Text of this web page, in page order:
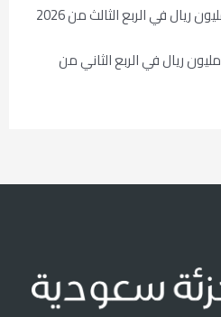
“سينومي سنترز” تربح 385.7 مليون ريال في الربع الثاني من